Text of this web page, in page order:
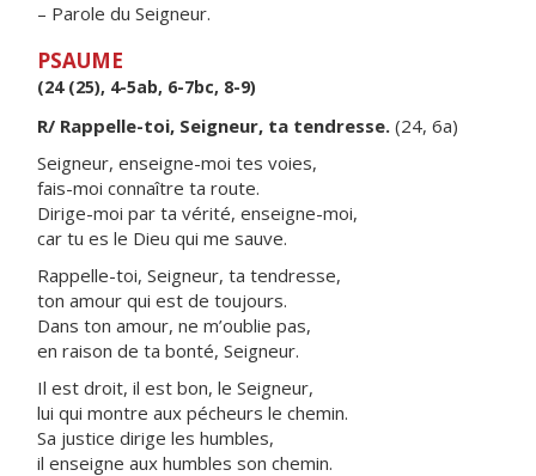
– Parole du Seigneur.
PSAUME
(24 (25), 4-5ab, 6-7bc, 8-9)
R/ Rappelle-toi, Seigneur, ta tendresse. (24, 6a)
Seigneur, enseigne-moi tes voies,
fais-moi connaître ta route.
Dirige-moi par ta vérité, enseigne-moi,
car tu es le Dieu qui me sauve.
Rappelle-toi, Seigneur, ta tendresse,
ton amour qui est de toujours.
Dans ton amour, ne m’oublie pas,
en raison de ta bonté, Seigneur.
Il est droit, il est bon, le Seigneur,
lui qui montre aux pécheurs le chemin.
Sa justice dirige les humbles,
il enseigne aux humbles son chemin.